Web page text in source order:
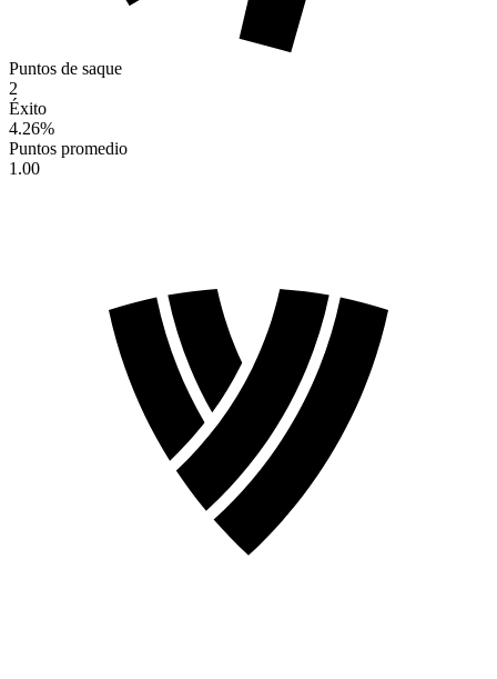
Puntos de saque
2
Éxito
4.26%
Puntos promedio
1.00